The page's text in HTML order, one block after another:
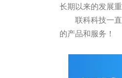
长期以来的发展
联科科技一
的产品和服务！